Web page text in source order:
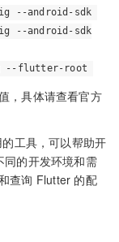
--android-sdk
--android-sdk
--flutter-root
，具体请查看官方
工具，可以帮助开
的开发环境和需
查询 Flutter 的配